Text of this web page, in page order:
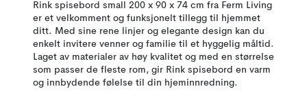
Rink spisebord small 200 x 90 x 74 cm fra Ferm Living
er et velkomment og funksjonelt tillegg til hjemmet
ditt. Med sine rene linjer og elegante design kan du
enkelt invitere venner og familie til et hyggelig måltid.
Laget av materialer av høy kvalitet og med en størrelse
som passer de fleste rom, gir Rink spisebord en varm
og innbydende følelse til din hjeminnredning.